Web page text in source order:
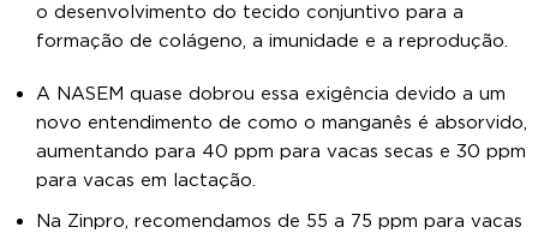
o desenvolvimento do tecido conjuntivo para a
formação de colágeno, a imunidade e a reprodução.
A NASEM quase dobrou essa exigência devido a um
novo entendimento de como o manganês é absorvido,
aumentando para 40 ppm para vacas secas e 30 ppm
para vacas em lactação.
Na Zinpro, recomendamos de 55 a 75 ppm para vacas